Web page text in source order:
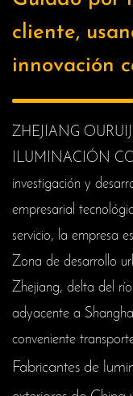
cliente,
innovación
ZHEJIANG
ILUMINACIÓN
investigación y
empresarial
servicio, la empresa
Zona de desarrollo
Zhejiang, delta del
adyacente a
conveniente
Fabricantes de